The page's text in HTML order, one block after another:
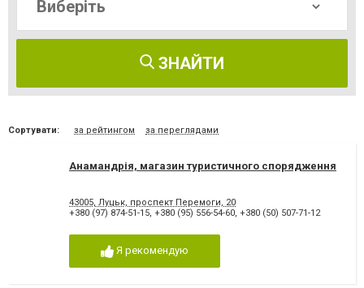
ЗНАЙТИ
Сортувати: за рейтингом за переглядами
Анамандрія, магазин туристичного спорядження
43005, Луцьк, проспект Перемоги, 20
+380 (97) 874-51-15, +380 (95) 556-54-60, +380 (50) 507-71-12
Я рекомендую